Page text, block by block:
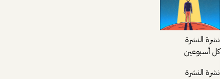
نشرة النشرة
كل أسبوعين
نشرة النشرة